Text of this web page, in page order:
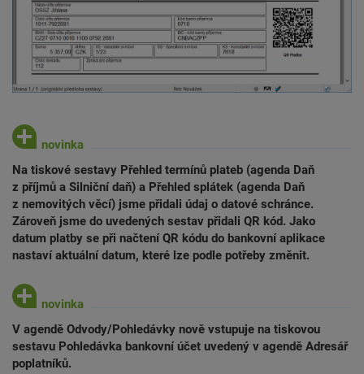
Na tiskové sestavy Přehled termínů plateb (agenda Daň
z příjmů a Silniční daň) a Přehled splátek (agenda Daň
z nemovitých věcí) jsme přidali údaj o datové schránce.
Zároveň jsme do uvedených sestav přidali QR kód. Jako
datum platby se při načtení QR kódu do bankovní aplikace
nastaví aktuální datum, které lze podle potřeby změnit.
V agendě Odvody/Pohledávky nově vstupuje na tiskovou
sestavu Pohledávka bankovní účet uvedený v agendě Adresář
poplatníků.